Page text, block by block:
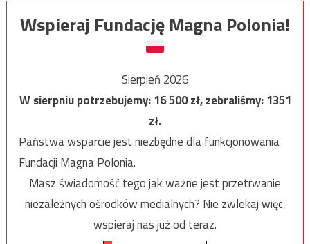
Wspieraj Fundację Magna Polonia!
Sierpień 2026
W sierpniu potrzebujemy:16 500zł, zebraliśmy:1351
zł.
Państwa wsparcie jest niezbędne dla funkcjonowania
Fundacji Magna Polonia.
Masz świadomość tego jak ważne jest przetrwanie
niezależnych ośrodków medialnych? Nie zwlekaj więc,
wspieraj nas już od teraz.